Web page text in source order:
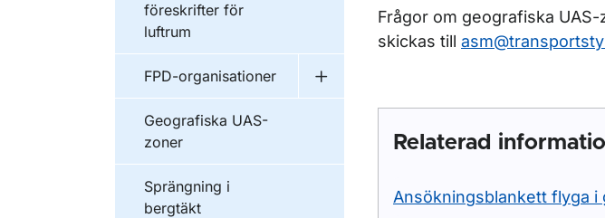
föreskrifter för
luftrum
FPD-organisationer
Undermeny för FPD-organisationer
Geografiska UAS-
zoner
Sprängning i
bergtäkt
Frågor om geografiska
skickas till
Relaterad
Ansökningsblankett flyga